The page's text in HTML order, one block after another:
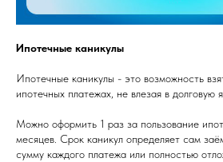
Ипотечные каникулы
Ипотечные каникулы - это возможность
ипотечных платежах, не влезая в долговую
Можно оформить 1 раз за пользование
месяцев. Срок каникул определяет сам
сумму каждого платежа или полностью